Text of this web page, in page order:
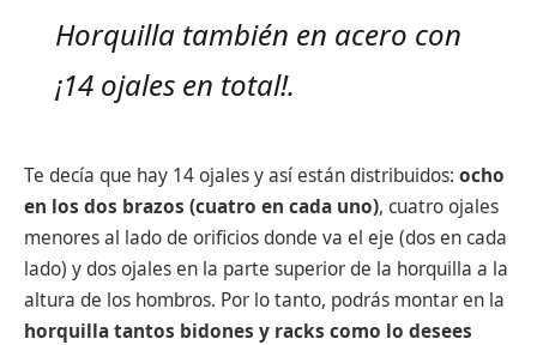
Horquilla también en acero con
¡14 ojales en total!.
Te decía que hay 14 ojales y así están distribuidos: ocho
en los dos brazos (cuatro en cada uno), cuatro ojales
menores al lado de orificios donde va el eje (dos en cada
lado) y dos ojales en la parte superior de la horquilla a la
altura de los hombros. Por lo tanto, podrás montar en la
horquilla tantos bidones y racks como lo desees